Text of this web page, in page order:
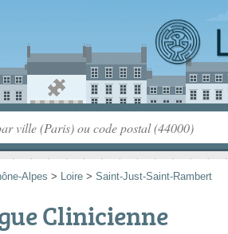
Alpes > Loire > Saint-Just-Saint-Rambert
Clinicienne